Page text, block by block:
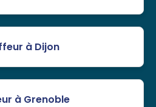
à Dijon
à Grenoble